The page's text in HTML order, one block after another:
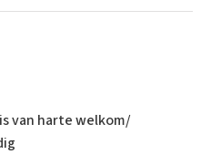
van harte welkom/